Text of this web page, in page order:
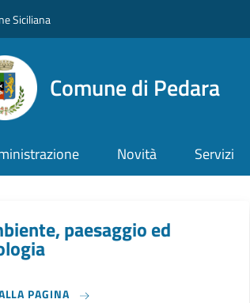
Siciliana
Comune di Pedara
Novità Servizi
paesaggio ed
PAGINA